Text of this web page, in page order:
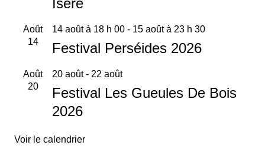
Isère
Août
14
14 août à 18 h 00- 15 août à 23 h 30
Festival Perséides 2026
Août
20
20 août- 22 août
Festival Les Gueules De Bois
2026
Voir le calendrier